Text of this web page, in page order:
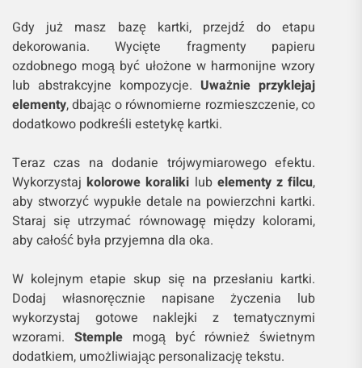
Gdy już masz bazę kartki, przejdź do etapu
dekorowania. Wycięte fragmenty papieru
ozdobnego mogą być ułożone w harmonijne wzory
lub abstrakcyjne kompozycje. Uważnie przyklejaj
elementy, dbając o równomierne rozmieszczenie, co
dodatkowo podkreśli estetykę kartki.
Teraz czas na dodanie trójwymiarowego efektu.
Wykorzystajkolorowe koraliki lub elementy z filcu,
aby stworzyć wypukłe detale na powierzchni kartki.
Staraj się utrzymać równowagę między kolorami,
aby całość była przyjemna dla oka.
W kolejnym etapie skup się na przesłaniu kartki.
Dodaj własnoręcznie napisane życzenia lub
wykorzystaj gotowe naklejki z tematycznymi
wzorami. Stemplemogą być również świetnym
dodatkiem, umożliwiając personalizację tekstu.